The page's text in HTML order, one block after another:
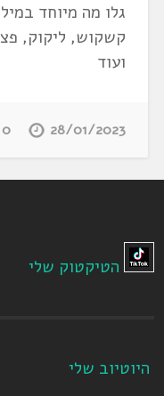
גלו מה מיוחד
קשקוש, ליקוק,
ועוד
28/01/2023
0
הטיקטוק שלי
היוטיוב שלי